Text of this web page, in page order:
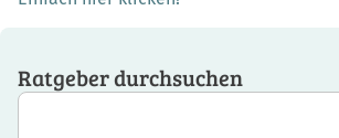
Ratgeber durchsuchen